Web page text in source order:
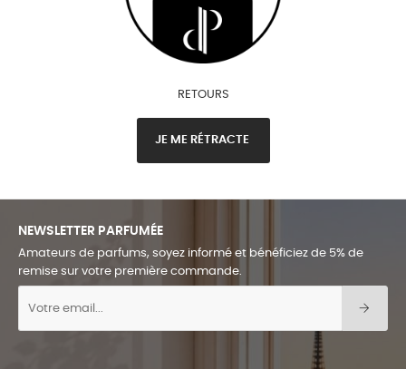
RETOURS
JE ME RÉTRACTE
NEWSLETTER PARFUMÉE
Amateurs de parfums, soyez informé et bénéficiez de 5% de
remise sur votre première commande.